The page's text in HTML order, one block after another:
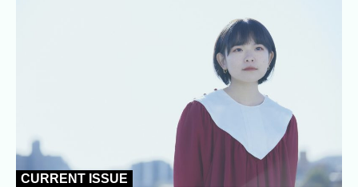
CURRENT ISSUE